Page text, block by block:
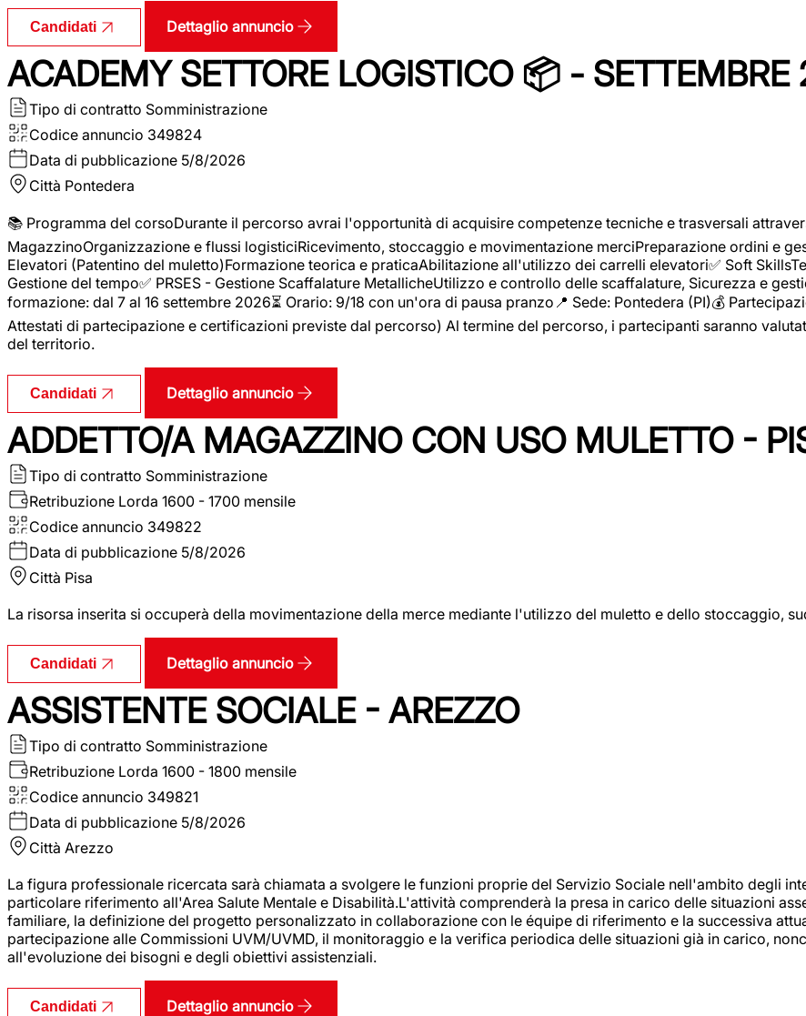
Candidati Dettaglio annuncio
ACADEMY SETTORE LOGISTICO 📦 - SETTEMBRE
Tipo di contratto Somministrazione
Codice annuncio 349824
Data di pubblicazione 5/8/2026
Città Pontedera
📚 Programma del corsoDurante il percorso avrai l'opportunità di acquisire competenze tecniche e trasversali
MagazzinoOrganizzazione e flussi logisticiRicevimento, stoccaggio e movimentazione merciPreparazione ordini e
Elevatori (Patentino del muletto)Formazione teorica e praticaAbilitazione all'utilizzo dei carrelli elevatori✅ Soft
Gestione del tempo✅ PRSES - Gestione Scaffalature MetallicheUtilizzo e controllo delle scaffalature, Sicurezza e
formazione: dal 7 al 16 settembre 2026⏳ Orario: 9/18 con un'ora di pausa pranzo📍 Sede: Pontedera (PI)💰
Attestati di partecipazione e certificazioni previste dal percorso) Al termine del percorso, i partecipanti saranno
del territorio.
Candidati Dettaglio annuncio
ADDETTO/A MAGAZZINO CON USO MULETTO -
Tipo di contratto Somministrazione
Retribuzione Lorda 1600 - 1700 mensile
Codice annuncio 349822
Data di pubblicazione 5/8/2026
Città Pisa
La risorsa inserita si occuperà della movimentazione della merce mediante l'utilizzo del muletto e dello stoccaggio,
Candidati Dettaglio annuncio
ASSISTENTE SOCIALE - AREZZO
Tipo di contratto Somministrazione
Retribuzione Lorda 1600 - 1800 mensile
Codice annuncio 349821
Data di pubblicazione 5/8/2026
Città Arezzo
La figura professionale ricercata sarà chiamata a svolgere le funzioni proprie del Servizio Sociale nell'ambito degli
particolare riferimento all'Area Salute Mentale e Disabilità.L'attività comprenderà la presa in carico delle situazioni
familiare, la definizione del progetto personalizzato in collaborazione con le équipe di riferimento e la successiva
partecipazione alle Commissioni UVM/UVMD, il monitoraggio e la verifica periodica delle situazioni già in carico,
all'evoluzione dei bisogni e degli obiettivi assistenziali.
Candidati Dettaglio annuncio